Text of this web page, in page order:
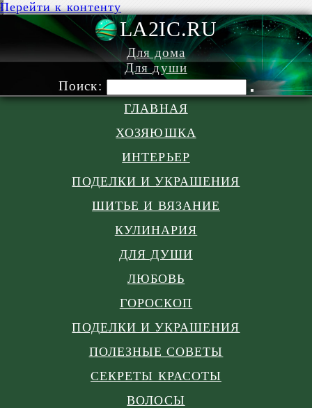
Перейти к контенту
LA2IC.RU
Для дома
Для души
Поиск:
ГЛАВНАЯ
ХОЗЯЮШКА
ИНТЕРЬЕР
ПОДЕЛКИ И УКРАШЕНИЯ
ШИТЬЕ И ВЯЗАНИЕ
КУЛИНАРИЯ
ДЛЯ ДУШИ
ЛЮБОВЬ
ГОРОСКОП
ПОДЕЛКИ И УКРАШЕНИЯ
ПОЛЕЗНЫЕ СОВЕТЫ
СЕКРЕТЫ КРАСОТЫ
ВОЛОСЫ